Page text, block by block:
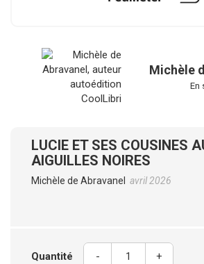
Michèle
En
LUCIE ET SES COUSINES
AIGUILLES NOIRES
Michèle de Abravanel avril 2026
Quantité - +